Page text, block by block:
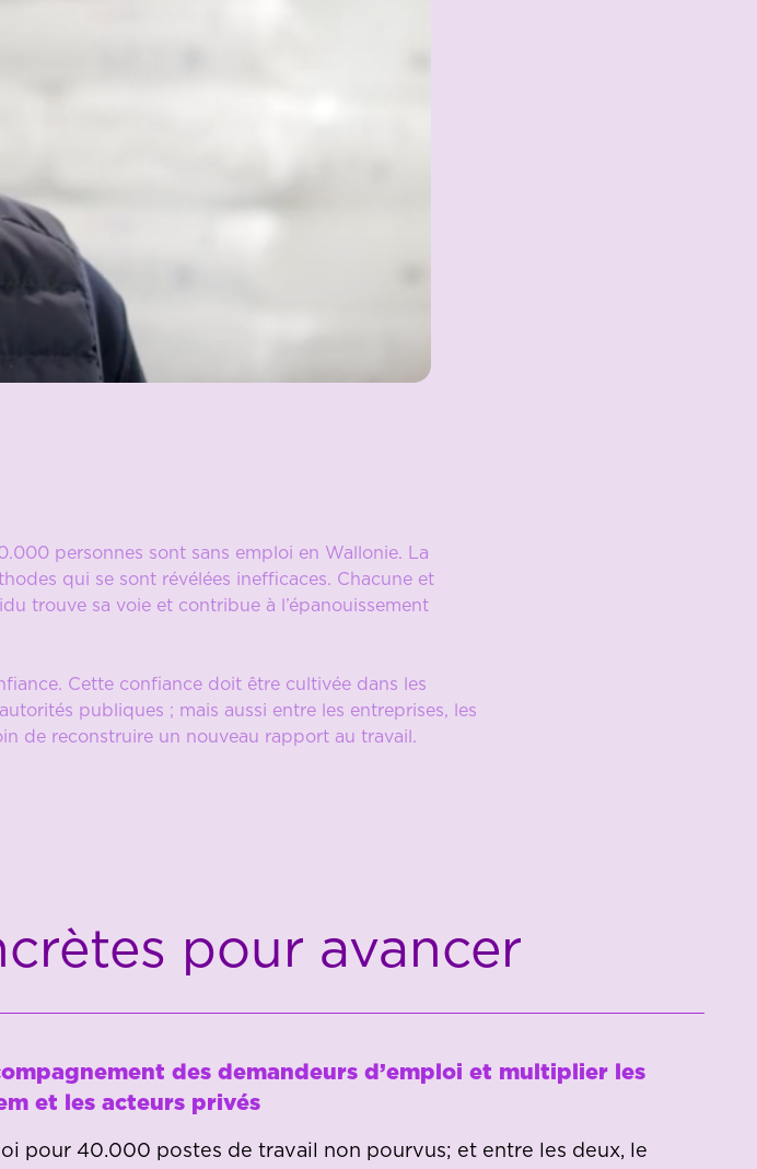
personnes sont sans emploi en Wallonie. La
qui se sont révélées inefficaces. Chacune et
trouve sa voie et contribue à l’épanouissement
Cette confiance doit être cultivée dans les
publiques ; mais aussi entre les entreprises, les
de reconstruire un nouveau rapport au travail.
pour avancer
des demandeurs d’emploi et multiplier les
et les acteurs privés
pour 40.000 postes de travail non pourvus; et entre les deux, le